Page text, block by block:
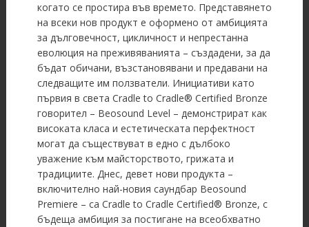
когато се простира във времето. Представянето
на всеки нов продукт е оформено от амбицията
за дълговечност, цикличност и непрестанна
еволюция на преживяванията – създадени, за да
бъдат обичани, възстановявани и предавани на
следващите им ползватели. Инициативи като
първия в света Cradle to Cradle® Certified Bronze
говорител – Beosound Level – демонстрират как
високата класа и естетическата перфектност
могат да съществуват в едно с дълбоко
уважение към майсторството, грижата и
традициите. Днес, девет нови продукта –
включително най-новия саундбар Beosound
Premiere – са Cradle to Cradle Certified® Bronze, с
бъдеща амбиция за постигане на всеобхватно